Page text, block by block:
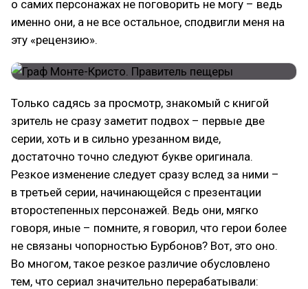
о самих персонажах не поговорить не могу – ведь
именно они, а не все остальное, сподвигли меня на
эту «рецензию».
Только садясь за просмотр, знакомый с книгой
зритель не сразу заметит подвох – первые две
серии, хоть и в сильно урезанном виде,
достаточно точно следуют букве оригинала.
Резкое изменение следует сразу вслед за ними –
в третьей серии, начинающейся с презентации
второстепенных персонажей. Ведь они, мягко
говоря, иные – помните, я говорил, что герои более
не связаны чопорностью Бурбонов? Вот, это оно.
Во многом, такое резкое различие обусловлено
тем, что сериал значительно перерабатывали: